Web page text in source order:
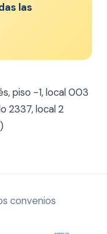
las
piso -1, local 003
2337, local 2
convenios